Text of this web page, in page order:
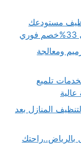
مستودعك
خصم لترميم ومعالجة
بـ35%خصم لخدمات تلميع
خصم150ريال لتنظيف المنازل بعد